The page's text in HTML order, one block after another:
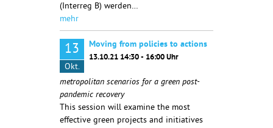
(Interreg B) werden…
mehr
13
Okt.
Moving from policies to actions
13.10.21 14:30 - 16:00 Uhr
metropolitan scenarios for a green post-
pandemic recovery
This session will examine the most
effective green projects and initiatives